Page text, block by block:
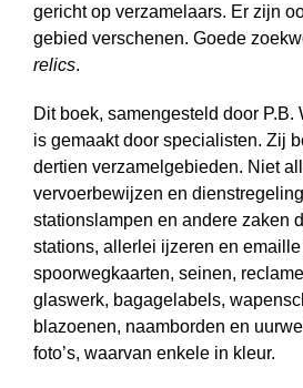
gericht op verzamelaars. Er zijn
gebied verschenen. Goede
relics.
Dit boek, samengesteld door P.B.
is gemaakt door spe­cia­lis­ten. Zij
dertien verzamelgebieden. Niet
vervoerbewijzen en
stationslampen en andere zaken
stations, allerlei ijzeren en
spoorwegkaarten, seinen,
glaswerk, bagagelabels,
blazoenen, naamborden en
foto’s, waarvan enkele in kleur.